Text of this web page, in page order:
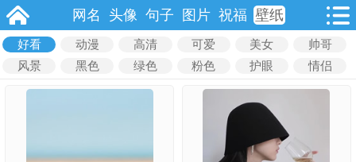
网名 头像 句子 图片 祝福 壁纸
好看 动漫 高清 可爱 美女
帅哥
风景
黑色 绿色 粉色 护眼 情侣